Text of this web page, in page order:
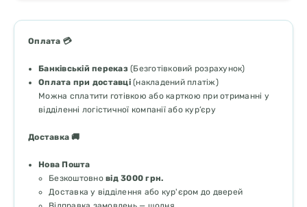
Оплата 💳
Банківській переказ(Безготівковий розрахунок)
Оплата при доставці(накладений платіж)
Можна сплатити готівкою або карткою при отриманні у
відділенні логістичної компанії або кур’єру
Доставка 🚚
Нова Пошта
Безкоштовно від 3000 грн.
Доставка у відділення або кур'єром до дверей